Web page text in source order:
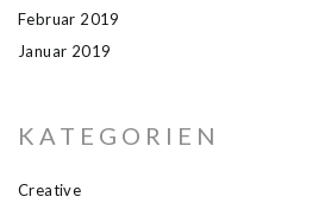
Februar 2019
Januar 2019
KATEGORIEN
Creative